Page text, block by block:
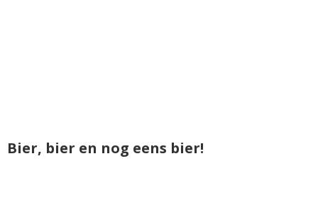
Bier, bier en nog eens bier!